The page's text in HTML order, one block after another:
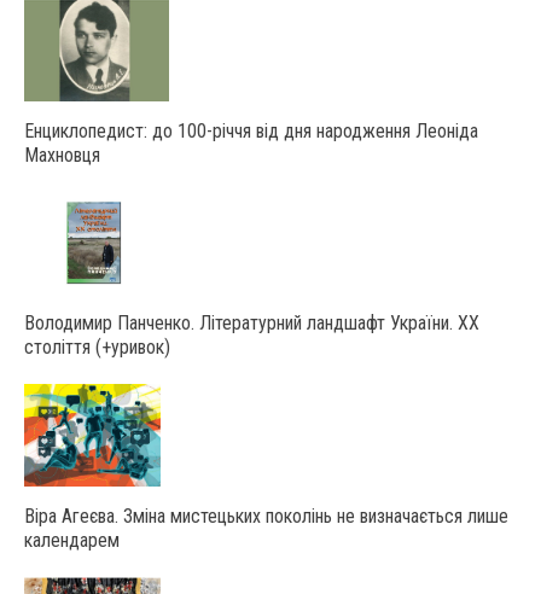
Енциклопедист: до 100-річчя від дня народження Леоніда
Махновця
Володимир Панченко. Літературний ландшафт України. ХХ
століття (+уривок)
Віра Агеєва. Зміна мистецьких поколінь не визначається лише
календарем